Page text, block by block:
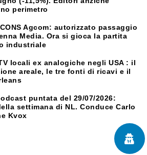
perimetro
Agcom: autorizzato passaggio
Media. Ora si gioca la partita
industriale
locali ex analogiche negli USA : il
areale, le tre fonti di ricavi e il
puntata del 29/07/2026:
settimana di NL. Conduce Carlo
Kvox